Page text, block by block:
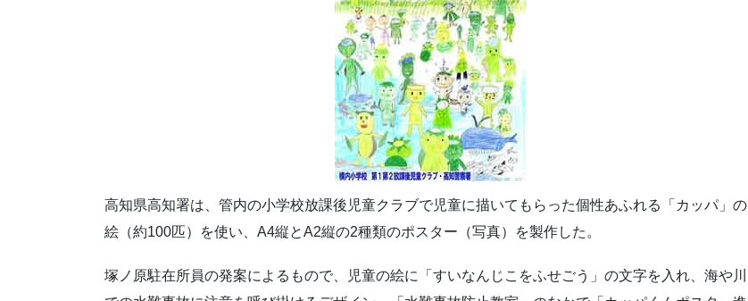
高知県高知署は、管内の小学校放課後児童クラブで児童に描いてもらった個性あふれる「カッパ」の
絵（約100匹）を使い、A4縦とA2縦の2種類のポスター（写真）を製作した。
塚ノ原駐在所員の発案によるもので、児童の絵に「すいなんじこをふせごう」の文字を入れ、海や川